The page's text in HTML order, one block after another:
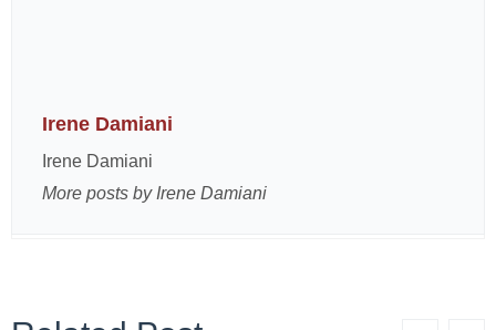
Irene Damiani
Irene Damiani
More posts by Irene Damiani